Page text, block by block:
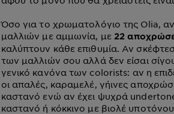
Όσο για το χρωματολόγιο της Olia,
μαλλιών με αμμωνία, με 22
καλύπτουν κάθε επιθυμία. Αν
των μαλλιών σου αλλά δεν είσαι
γενικό κανόνα των colorists: αν η
οι απαλές, καραμελέ, γήινες
καστανό ενώ αν έχει ψυχρά
καστανό ή κόκκινο με βιολέ